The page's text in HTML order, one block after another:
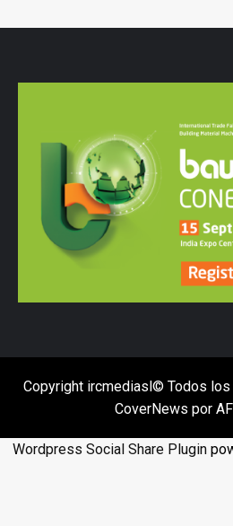
Copyright ircmediasl© Todos
CoverNews por
Wordpress Social Share Plugin